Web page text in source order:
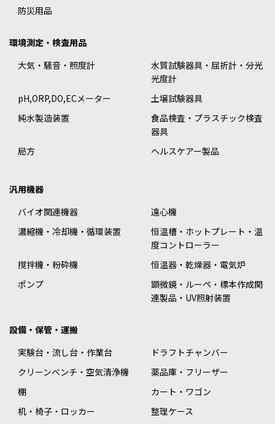
防災用品
環境測定・検査用品
大気・騒音・照度計
水質試験器具・屈折計・分光
光度計
pH,ORP,DO,ECメーター
土壌試験器具
純水製造装置
食品検査・プラスチック検査
器具
局方
ヘルスケアー製品
汎用機器
バイオ関連機器
遠心機
濃縮機・冷却機・循環装置
恒温槽・ホットプレート・温
度コントローラー
撹拌機・粉砕機
恒温器・乾燥器・電気炉
ポンプ
顕微鏡・ルーペ・標本作成関
連製品・UV照射装置
設備・保管・運搬
実験台・流し台・作業台
ドラフトチャンバー
クリーンベンチ・空気清浄機
薬品庫・フリーザー
棚
カート・ワゴン
机・椅子・ロッカー
整理ケース